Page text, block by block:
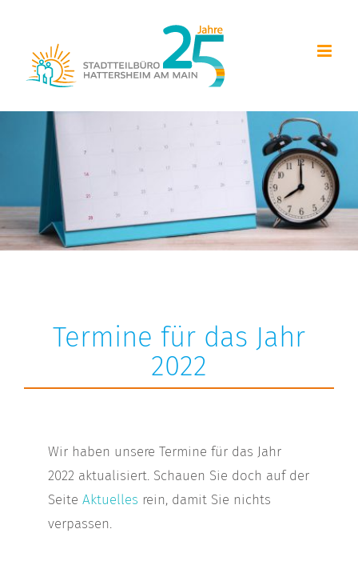
springen
Termine für das Jahr
2022
Wir haben unsere Termine für das Jahr
2022 aktualisiert. Schauen Sie doch auf der
Seite Aktuelles rein, damit Sie nichts
verpassen.